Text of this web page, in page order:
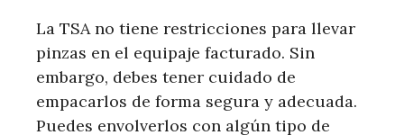
La TSA no tiene restricciones para llevar
pinzas en el equipaje facturado. Sin
embargo, debes tener cuidado de
empacarlos de forma segura y adecuada.
Puedes envolverlos con algún tipo de